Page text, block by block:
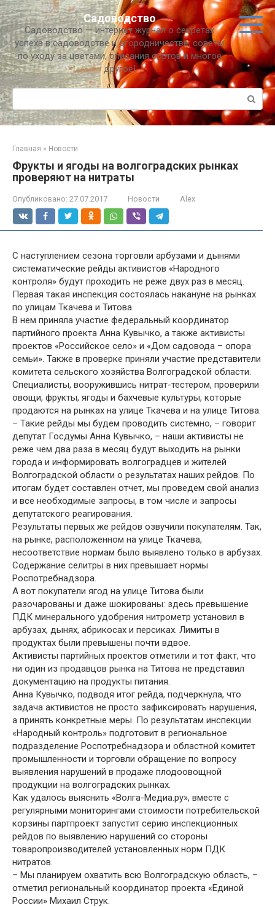
Перейти
к
контенту
Садоводство
Садоводство — интернет журнал о секретах
успеха в садоводстве и огородничестве, советы
по уходу за цветами, описания сортов и многое
другое!
Поиск:
Главная » Новости
Фрукты и ягоды на волгоградских рынках
проверяют на нитраты
Опубликовано: 27.07.2017 Новости Alex
С наступлением сезона торговли арбузами и дынями
систематические рейды активистов «Народного
контроля» будут проходить не реже двух раз в месяц.
Первая такая инспекция состоялась накануне на рынках
по улицам Ткачева и Титова.
В нем приняла участие федеральный координатор
партийного проекта Анна Кувычко, а также активисты
проектов «Российское село» и «Дом садовода – опора
семьи». Также в проверке приняли участие представители
комитета сельского хозяйства Волгоградской области.
Специалисты, вооружившись нитрат-тестером, проверили
овощи, фрукты, ягоды и бахчевые культуры, которые
продаются на рынках на улице Ткачева и на улице Титова.
– Такие рейды мы будем проводить системно, – говорит
депутат Госдумы Анна Кувычко, – наши активисты не
реже чем два раза в месяц будут выходить на рынки
города и информировать волгоградцев и жителей
Волгоградской области о результатах наших рейдов. По
итогам будет составлен отчет, мы проведем свой анализ
и все необходимые запросы, в том числе и запросы
депутатского реагирования.
Результаты первых же рейдов озвучили покупателям. Так,
на рынке, расположенном на улице Ткачева,
несоответствие нормам было выявлено только в арбузах.
Содержание селитры в них превышает нормы
Роспотребнадзора.
А вот покупатели ягод на улице Титова были
разочарованы и даже шокированы: здесь превышение
ПДК минерального удобрения нитрометр установил в
арбузах, дынях, абрикосах и персиках. Лимиты в
продуктах были превышены почти вдвое.
Активисты партийных проектов отметили и тот факт, что
ни один из продавцов рынка на Титова не представил
документацию на продукты питания.
Анна Кувычко, подводя итог рейда, подчеркнула, что
задача активистов не просто зафиксировать нарушения,
а принять конкретные меры. По результатам инспекции
«Народный контроль» подготовит в региональное
подразделение Роспотребнадзора и областной комитет
промышленности и торговли обращение по вопросу
выявления нарушений в продаже плодоовощной
продукции на волгоградских рынках.
Как удалось выяснить «Волга-Медиа.ру», вместе с
регулярными мониторингами стоимости потребительской
корзины партпроект запустит серию инспекционных
рейдов по выявлению нарушений со стороны
товаропроизводителей установленных норм ПДК
нитратов.
– Мы планируем охватить всю Волгоградскую область, –
отметил региональный координатор проекта «Единой
России» Михаил Струк.